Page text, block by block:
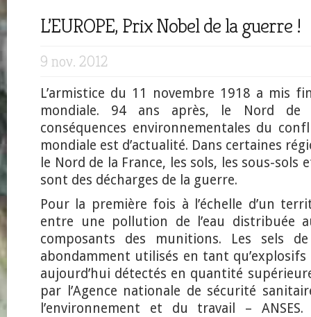
L’EUROPE, Prix Nobel de la guerre !
9 nov. 2012
L’armistice du 11 novembre 1918 a mis
mondiale. 94 ans après, le Nord
conséquences environnementales du
mondiale est d’actualité. Dans certaines
le Nord de la France, les sols, les sous-sols
sont des décharges de la guerre.
Pour la première fois à l’échelle d’un
entre une pollution de l’eau distribuée
composants des munitions. Les sels
abondamment utilisés en tant
aujourd’hui détectés en quantité
par l’Agence nationale de sécurité
l’environnement et du travail –